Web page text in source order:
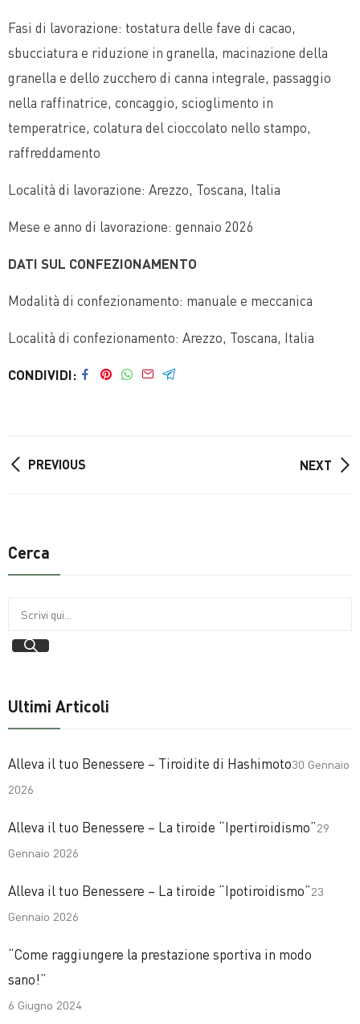
Fasi di lavorazione: tostatura delle fave di cacao,
sbucciatura e riduzione in granella, macinazione della
granella e dello zucchero di canna integrale, passaggio
nella raffinatrice, concaggio, scioglimento in
temperatrice, colatura del cioccolato nello stampo,
raffreddamento
Località di lavorazione: Arezzo, Toscana, Italia
Mese e anno di lavorazione: gennaio 2026
DATI SUL CONFEZIONAMENTO
Modalità di confezionamento: manuale e meccanica
Località di confezionamento: Arezzo, Toscana, Italia
CONDIVIDI
PREVIOUS NEXT
Cerca
Ultimi Articoli
Alleva il tuo Benessere – Tiroidite di Hashimoto30 Gennaio
2026
Alleva il tuo Benessere – La tiroide “Ipertiroidismo”29
Gennaio 2026
Alleva il tuo Benessere – La tiroide “Ipotiroidismo”23
Gennaio 2026
“Come raggiungere la prestazione sportiva in modo
sano!”
6 Giugno 2024